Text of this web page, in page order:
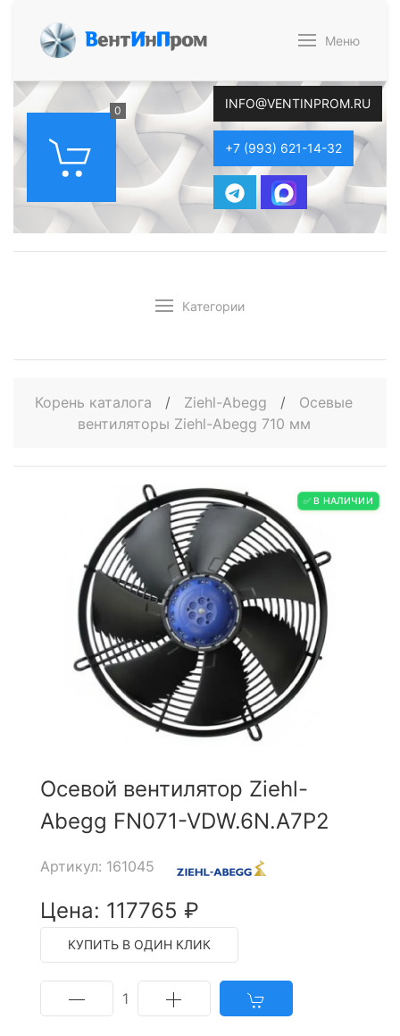
ВентИнПром Меню
0 INFO@VENTINPROM.RU
+7 (993) 621-14-32
Категории
Корень каталога / Ziehl-Abegg /
Осевые
вентиляторы Ziehl-Abegg 710 мм
✅ В НАЛИЧИИ
Осевой вентилятор Ziehl-
Abegg FN071-VDW.6N.A7P2
Артикул: 161045
Цена: 117765 ₽
КУПИТЬ В ОДИН КЛИК
1